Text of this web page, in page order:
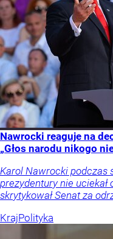
Nawrocki reaguje na
„Głos narodu nikogo
Karol Nawrocki podczas
prezydentury nie
skrytykował Senat za
KrajPolityka